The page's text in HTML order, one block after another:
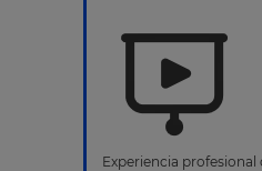
Experiencia profesional